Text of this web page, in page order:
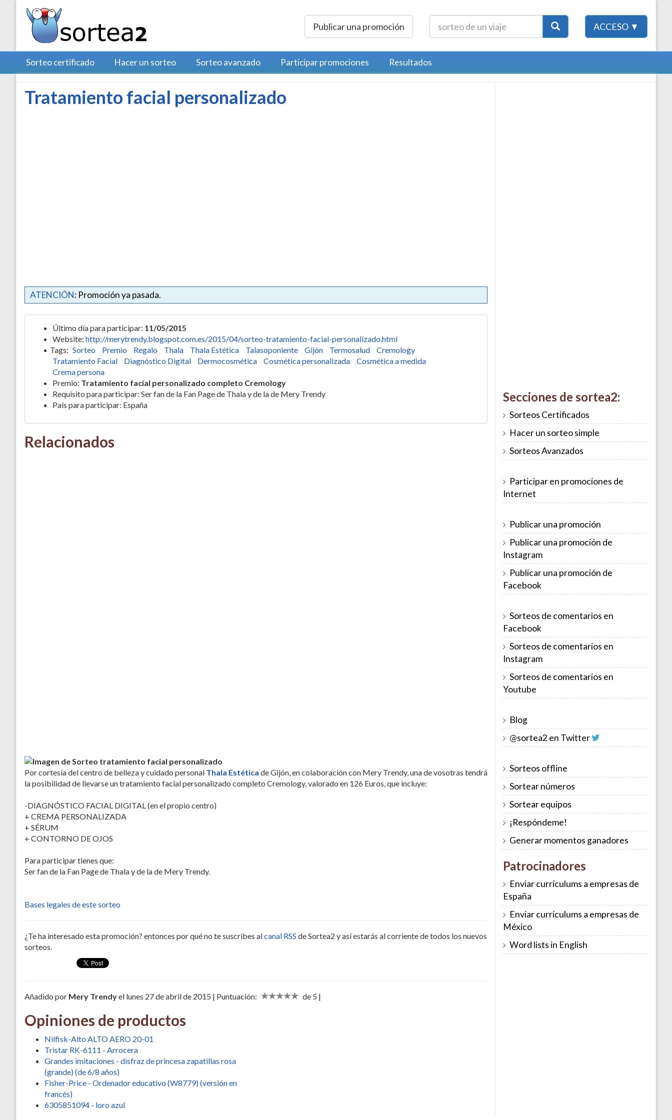
Publicar una promoción ACCESO ▼
Sorteo certificado Hacer un sorteo Sorteo avanzado Participar promociones Resultados
Tratamiento facial personalizado
ATENCIÓN: Promoción ya pasada.
Último día para participar: 11/05/2015
Website: http://merytrendy.blogspot.com.es/2015/04/sorteo-tratamiento-facial-personalizado.html
Tags: Sorteo Premio Regalo Thala Thala Estética Talasoponiente Gijón Termosalud
Cremology
Tratamiento Facial
Diagnóstico Digital Dermocosmética Cosmética personalizada
Cosmética a medida
Crema persona
Premio: Tratamiento facial personalizado completo Cremology
Requisito para participar: Ser fan de la Fan Page de Thala y de la de Mery Trendy
País para participar: España
Relacionados
Por cortesía del centro de belleza y cuidado personal Thala Estética de Gijón, en colaboración con Mery Trendy, una de vosotras tendrá
la posibilidad de llevarse un tratamiento facial personalizado completo Cremology, valorado en 126 Euros, que incluye:
-DIAGNÓSTICO FACIAL DIGITAL (en el propio centro)
+ CREMA PERSONALIZADA
+ SÉRUM
+ CONTORNO DE OJOS
Para participar tienes que:
Ser fan de la Fan Page de Thala y de la de Mery Trendy.
Bases legales de este sorteo
¿Te ha interesado esta promoción? entonces por qué no te suscribes alcanal RSS de Sortea2 y así estarás al corriente de todos los nuevos
sorteos.
Añadido por Mery Trendyel lunes 27 de abril de 2015 | Puntuación: de 5 |
Opiniones de productos
Nilfisk-Alto ALTO AERO 20-01
Tristar RK-6111 - Arrocera
Grandes imitaciones - disfraz de princesa zapatillas rosa
(grande) (de 6/8 años)
Fisher-Price - Ordenador educativo (W8779) (versión en
francés)
6305851094 - loro azul
Secciones de sortea2:
Sorteos Certificados
Hacer un sorteo simple
Sorteos Avanzados
Participar en promociones de
Internet
Publicar una promoción
Publicar una promoción de
Instagram
Publicar una promoción de
Facebook
Sorteos de comentarios en
Facebook
Sorteos de comentarios en
Instagram
Sorteos de comentarios en
Youtube
Blog
@sortea2 en Twitter
Sorteos offline
Sortear números
Sortear equipos
¡Respóndeme!
Generar momentos ganadores
Patrocinadores
Enviar currículums a empresas de
España
Enviar currículums a empresas de
México
Word lists in English